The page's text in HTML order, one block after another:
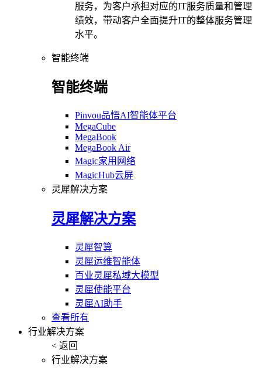
服务，为客户承担对应的IT服务质量和管理
绩效，带动客户全面提升IT的整体服务管理
水平。
智能终端
智能终端
Pinvou品悟AI智能体平台
MegaCube
MegaBook
MegaBook Air
Magic家用网络
MagicHub云屏
灵犀解决方案
灵犀解决方案
灵犀智算
灵犀运维智能体
百业灵犀私域大模型
灵犀使能平台
灵犀AI助手
查看所有
行业解决方案
< 返回
行业解决方案